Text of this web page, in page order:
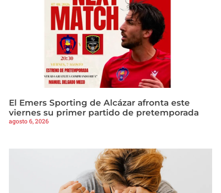
El Emers Sporting de Alcázar afronta este
viernes su primer partido de pretemporada
agosto 6, 2026